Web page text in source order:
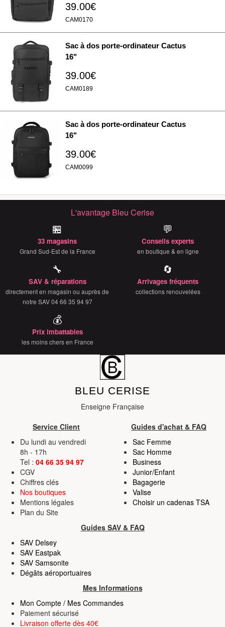
39.00€
CAM0170
Sac à dos porte-ordinateur Cactus
16"
39.00€
CAM0189
Sac à dos porte-ordinateur Cactus
16"
39.00€
CAM0099
L'avantage Bleu Cerise
🏪
33 magasins
Grand Sud-Est de la France
💬
Conseils experts
en boutique & en ligne
🔧
SAV & réparations
directement en magasin ou auprès de
notre SAV 04 66 35 94 97
🔄
Arrivages fréquents
collections renouvelées
💰
Prix imbattables
les moins chers en France
BLEU CERISE
Enseigne Française
Service Client
Guides d'achat & FAQ
Du lundi au vendredi
8h - 17h
Tel : 04 66 35 94 97
CGV
Chiffres clés
Nos boutiques
Mentions légales
Plan du Site
Sac Femme
Sac Homme
Business
Junior/Enfant
Bagagerie
Valise
Choisir un cadenas TSA
Guides SAV & FAQ
SAV Delsey
SAV Eastpak
SAV Samsonite
Dégâts aéroportuaires
Mes Informations
Mon Compte / Mes Commandes
Paiement sécurisé
Livraison offerte dès 40€